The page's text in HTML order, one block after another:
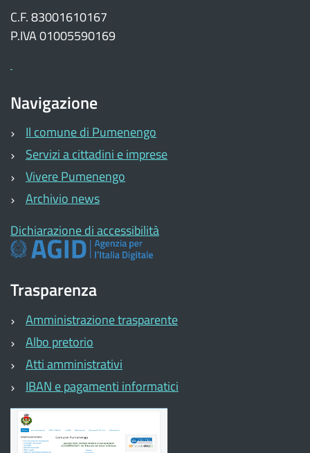
C.F. 83001610167
P.IVA 01005590169
Navigazione
Il comune di Pumenengo
Servizi a cittadini e imprese
Vivere Pumenengo
Archivio news
Dichiarazione di accessibilità
Trasparenza
Amministrazione trasparente
Albo pretorio
Atti amministrativi
IBAN e pagamenti informatici